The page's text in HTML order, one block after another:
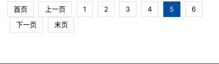
首页 上一页 1 2 3 4 5
6
下一页
末页